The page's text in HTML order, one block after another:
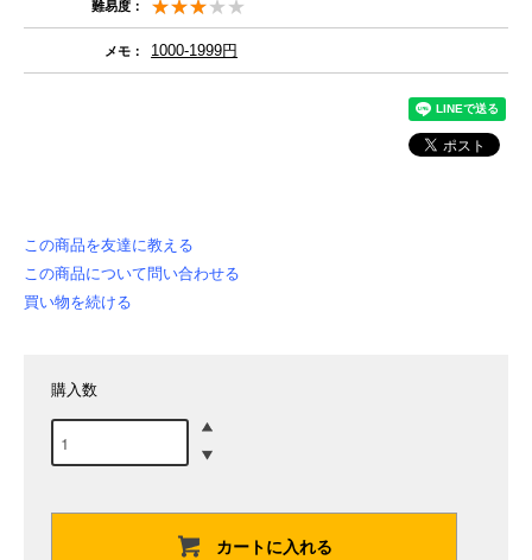
難易度：
メモ： 1000-1999円
この商品を友達に教える
この商品について問い合わせる
買い物を続ける
購入数
カートに入れる